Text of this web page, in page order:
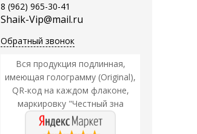
8 (962) 965-30-41
Shaik-Vip@mail.ru
Обратный звонок
Вся продукция подлинная,
имеющая голограмму (Original),
QR-код на каждом флаконе,
маркировку "Честный зна